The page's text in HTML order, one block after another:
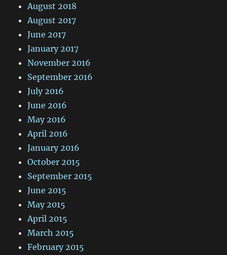
August 2018
August 2017
June 2017
January 2017
November 2016
September 2016
July 2016
June 2016
May 2016
April 2016
January 2016
October 2015
September 2015
June 2015
May 2015
April 2015
March 2015
February 2015